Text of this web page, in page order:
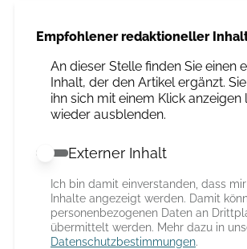
Empfohlener redaktioneller
An dieser Stelle finden Sie einen
Inhalt, der den Artikel ergänzt.
ihn sich mit einem Klick anzeigen
wieder ausblenden.
Externer Inhalt erlauben
Externer Inhalt
Ich bin damit einverstanden, dass
Inhalte angezeigt werden. Damit
personenbezogenen Daten an
übermittelt werden. Mehr dazu in
Datenschutzbestimmungen.